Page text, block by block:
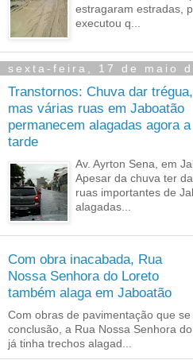
estragaram estradas,
executou q...
sexta-feira, 17 de maio
Transtornos: Chuva dar trégua,
mas várias ruas em Jaboatão
permanecem alagadas agora a
tarde
Av. Ayrton Sena, em
Apesar da chuva ter
ruas importantes de
alagadas...
Com obra inacabada, Rua
Nossa Senhora do Loreto
também alaga em Jaboatão
Com obras de pavimentação que
conclusão, a Rua Nossa Senhora
já tinha trechos alagad...